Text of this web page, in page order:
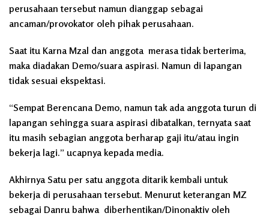
perusahaan tersebut namun dianggap sebagai
ancaman/provokator oleh pihak perusahaan.
Saat itu Karna Mzal dan anggota merasa tidak berterima,
maka diadakan Demo/suara aspirasi. Namun di lapangan
tidak sesuai ekspektasi.
“Sempat Berencana Demo, namun tak ada anggota turun di
lapangan sehingga suara aspirasi dibatalkan, ternyata saat
itu masih sebagian anggota berharap gaji itu/atau ingin
bekerja lagi.” ucapnya kepada media.
Akhirnya Satu per satu anggota ditarik kembali untuk
bekerja di perusahaan tersebut. Menurut keterangan MZ
sebagai Danru bahwa diberhentikan/Dinonaktiv oleh